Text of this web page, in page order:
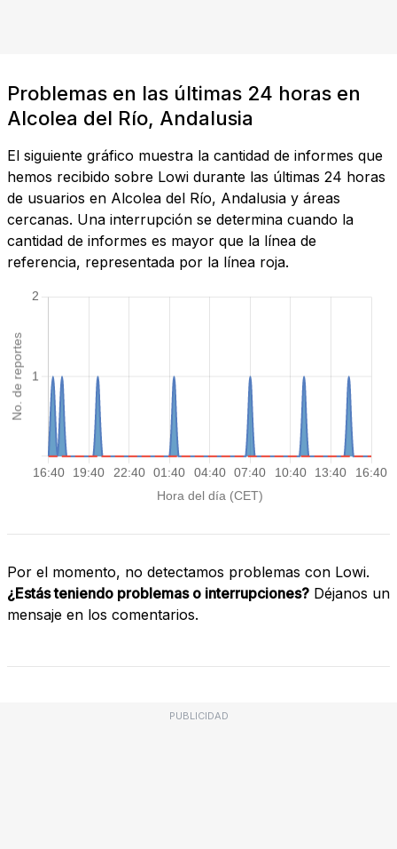
Problemas en las últimas 24 horas en
Alcolea del Río, Andalusia
El siguiente gráfico muestra la cantidad de informes que
hemos recibido sobre Lowi durante las últimas 24 horas
de usuarios en Alcolea del Río, Andalusia y áreas
cercanas. Una interrupción se determina cuando la
cantidad de informes es mayor que la línea de
referencia, representada por la línea roja.
Por el momento, no detectamos problemas con Lowi.
¿Estás teniendo problemas o interrupciones? Déjanos un
mensaje en los comentarios.
PUBLICIDAD